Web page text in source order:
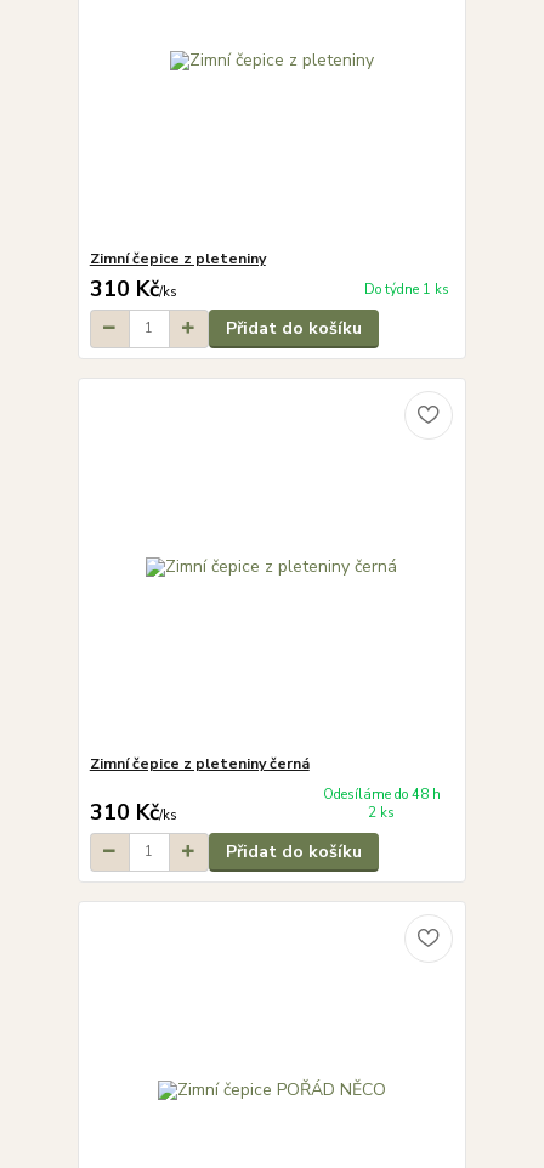
Zimní čepice z pleteniny
310 Kč/ks Do týdne 1 ks
Přidat do košíku
Zimní čepice z pleteniny černá
310 Kč/ks
Odesíláme do 48 h
2 ks
Přidat do košíku